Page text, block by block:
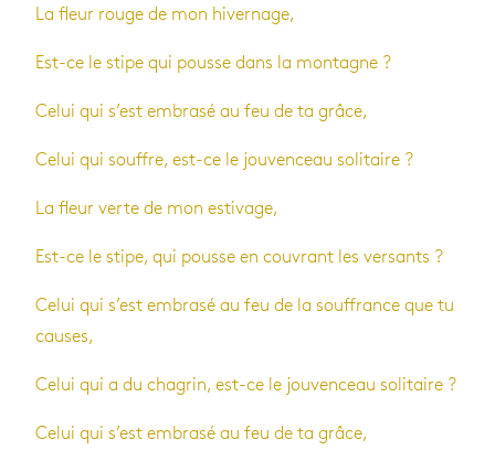
La fleur rouge de mon hivernage,
Est-ce le stipe qui pousse dans la montagne ?
Celui qui s’est embrasé au feu de ta grâce,
Celui qui souffre, est-ce le jouvenceau solitaire ?
La fleur verte de mon estivage,
Est-ce le stipe, qui pousse en couvrant les versants ?
Celui qui s’est embrasé au feu de la souffrance que tu
causes,
Celui qui a du chagrin, est-ce le jouvenceau solitaire ?
Celui qui s’est embrasé au feu de ta grâce,